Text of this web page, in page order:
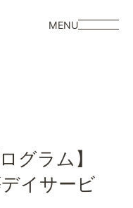
MENU
グラム】
イサービ